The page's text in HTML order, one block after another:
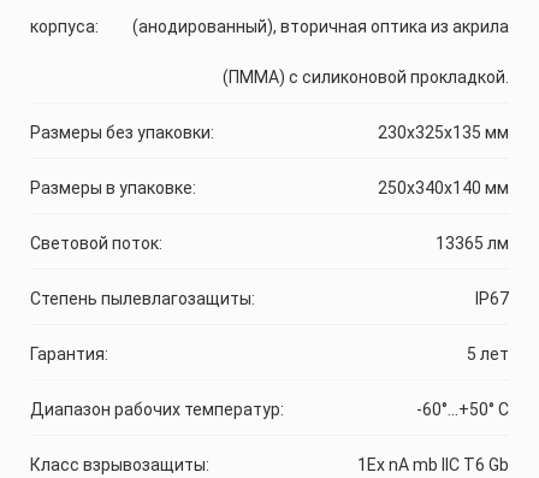
корпуса: (анодированный), вторичная оптика из акрила
(ПММА) с силиконовой прокладкой.
Размеры без упаковки: 230x325x135 мм
Размеры в упаковке: 250x340x140 мм
Световой поток: 13365 лм
Степень пылевлагозащиты: IP67
Гарантия: 5 лет
Диапазон рабочих температур: -60°...+50° C
Класс взрывозащиты: 1Ex nA mb IIC T6 Gb